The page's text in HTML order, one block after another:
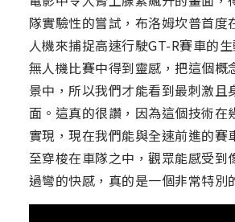
隊實驗性的嘗試，布洛姆坎普首度
人機來捕捉高速行駛GT-R賽車的
無人機比賽中得到靈感，把這個概
景中，所以我們才能看到最刺激且
面。這真的很讚，因為這個技術在
實現，現在我們能與全速前進的賽
至穿梭在車隊之中，觀眾能感受到
過彎的快感，真的是一個非常特別